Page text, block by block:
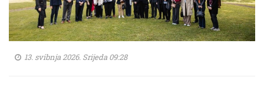
13. svibnja 2026. Srijeda 09:28